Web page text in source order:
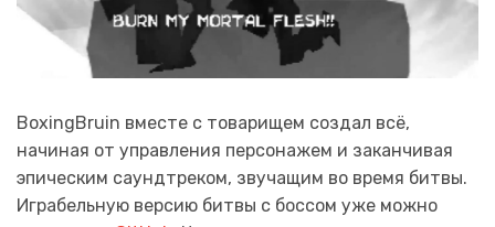
BoxingBruin вместе с товарищем создал всё,
начиная от управления персонажем и заканчивая
эпическим саундтреком, звучащим во время битвы.
Играбельную версию битвы с боссом уже можно